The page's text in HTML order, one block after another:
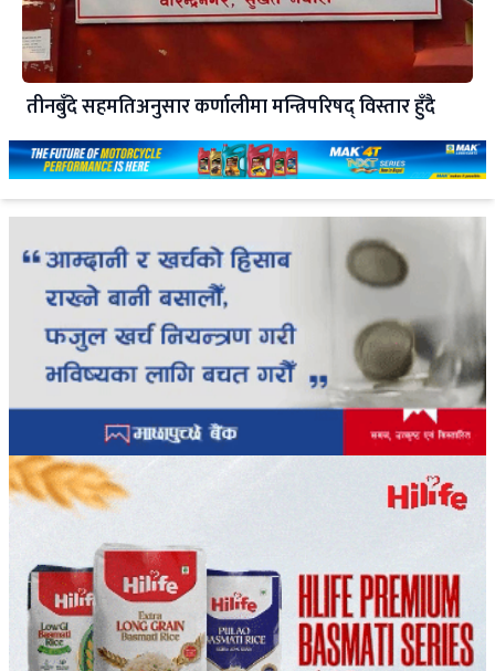
तीनबुँदे सहमतिअनुसार कर्णालीमा मन्त्रिपरिषद् विस्तार हुँदै